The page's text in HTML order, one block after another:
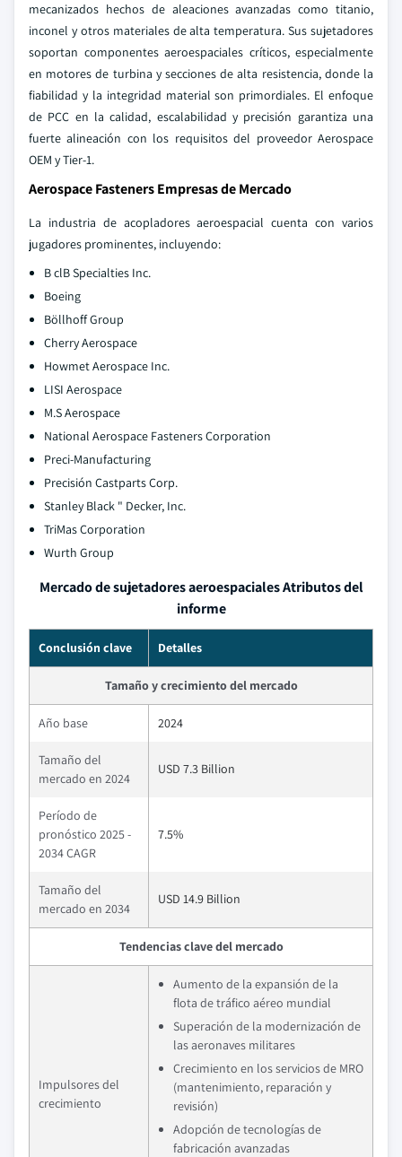
mecanizados hechos de aleaciones avanzadas como titanio,
inconel y otros materiales de alta temperatura. Sus sujetadores
soportan componentes aeroespaciales críticos, especialmente
en motores de turbina y secciones de alta resistencia, donde la
fiabilidad y la integridad material son primordiales. El enfoque
de PCC en la calidad, escalabilidad y precisión garantiza una
fuerte alineación con los requisitos del proveedor Aerospace
OEM y Tier-1.
Aerospace Fasteners Empresas de Mercado
La industria de acopladores aeroespacial cuenta con varios
jugadores prominentes, incluyendo:
B clB Specialties Inc.
Boeing
Böllhoff Group
Cherry Aerospace
Howmet Aerospace Inc.
LISI Aerospace
M.S Aerospace
National Aerospace Fasteners Corporation
Preci-Manufacturing
Precisión Castparts Corp.
Stanley Black " Decker, Inc.
TriMas Corporation
Wurth Group
Mercado de sujetadores aeroespaciales Atributos del
informe
Conclusión clave Detalles
Tamaño y crecimiento del mercado
Año base 2024
Tamaño del
mercado en 2024
USD 7.3 Billion
Período de
pronóstico 2025 -
2034 CAGR
7.5%
Tamaño del
mercado en 2034
USD 14.9 Billion
Tendencias clave del mercado
Impulsores del
crecimiento
Aumento de la expansión de la
flota de tráfico aéreo mundial
Superación de la modernización de
las aeronaves militares
Crecimiento en los servicios de MRO
(mantenimiento, reparación y
revisión)
Adopción de tecnologías de
fabricación avanzadas